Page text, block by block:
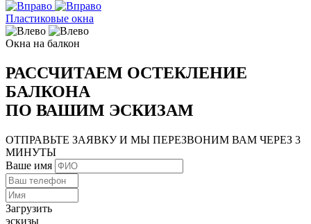
Пластиковые окна
Окна на балкон
РАССЧИТАЕМ ОСТЕКЛЕНИЕ
БАЛКОНА
ПО ВАШИМ ЭСКИЗАМ
ОТПРАВЬТЕ ЗАЯВКУ И МЫ ПЕРЕЗВОНИМ ВАМ ЧЕРЕЗ 3
МИНУТЫ
Ваше имя
Загрузить
эскизы